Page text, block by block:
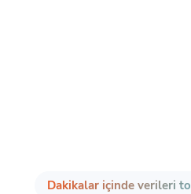
Dakikalar içinde verileri